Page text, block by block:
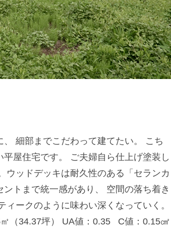
細部までこだわって建てたい。 こち
屋住宅です。 ご夫婦自ら仕上げ塗装し
ウッドデッキは耐久性のある「セランカ
トまで統一感があり、 空間の落ち着き
ークのように味わい深くなっていく。
（34.37坪） UA値：0.35 C値：0.15㎠